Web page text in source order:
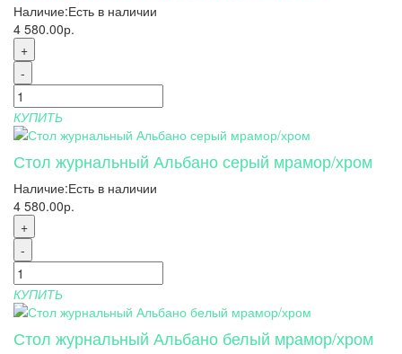
Наличие:Есть в наличии
4 580.00р.
+
-
КУПИТЬ
Стол журнальный Альбано серый мрамор/хром
Наличие:Есть в наличии
4 580.00р.
+
-
КУПИТЬ
Стол журнальный Альбано белый мрамор/хром